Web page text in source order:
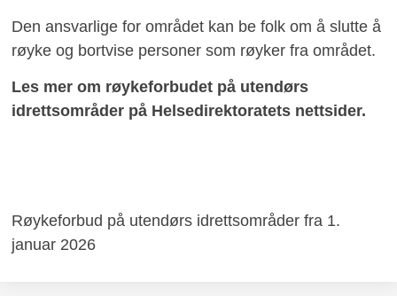
Den ansvarlige for området kan be folk om å slutte å
røyke og bortvise personer som røyker fra området.
Les mer om røykeforbudet på utendørs
idrettsområder på Helsedirektoratets nettsider.
Røykeforbud på utendørs idrettsområder fra 1.
januar 2026